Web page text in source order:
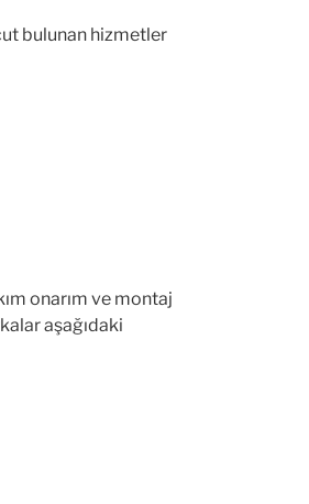
bulunan hizmetler
onarım ve montaj
aşağıdaki